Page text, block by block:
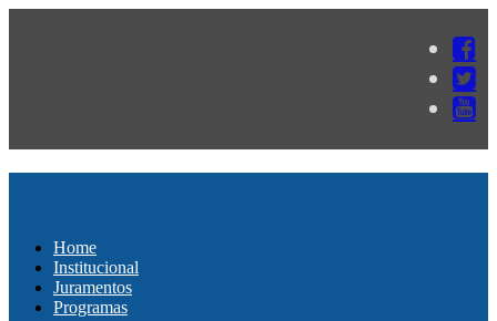
Home
Institucional
Juramentos
Programas